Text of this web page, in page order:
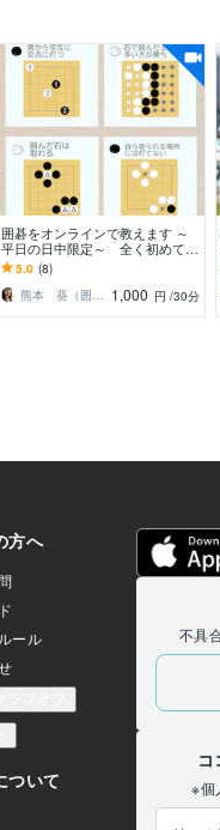
囲碁をオンラインで教えます ～
平日の日中限定～ 全く初めての
方～有段くらいの方
5.0 (8)
熊本 葵（囲碁講師） 1,000 円 /30分